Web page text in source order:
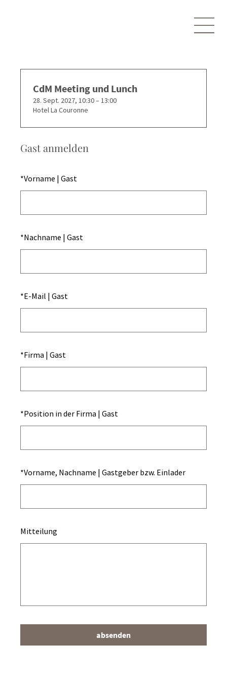
Gast anmelden
*Vorname | Gast
*Nachname | Gast
*E-Mail | Gast
*Firma | Gast
*Position in der Firma | Gast
*Vorname, Nachname | Gastgeber bzw. Einlader
Mitteilung
absenden
CdM Meeting und Lunch
28. Sept. 2027, 10:30 – 13:00
Hotel La Couronne